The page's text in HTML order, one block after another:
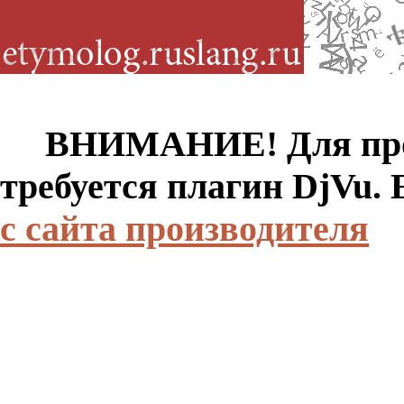
ВНИМАНИЕ! Для
требуется плагин
с сайта производителя